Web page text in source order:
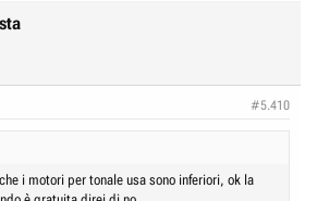
#5.410
i motori per tonale usa sono inferiori, ok la